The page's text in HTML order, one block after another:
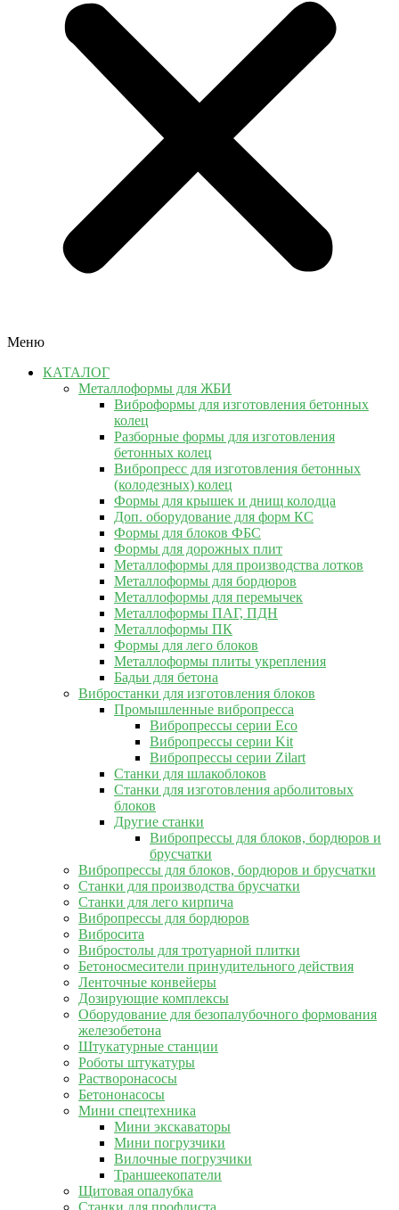
Меню
КАТАЛОГ
Металлоформы для ЖБИ
Виброформы для изготовления бетонных
колец
Разборные формы для изготовления
бетонных колец
Вибропресс для изготовления бетонных
(колодезных) колец
Формы для крышек и днищ колодца
Доп. оборудование для форм КС
Формы для блоков ФБС
Формы для дорожных плит
Металлоформы для производства лотков
Металлоформы для бордюров
Металлоформы для перемычек
Металлоформы ПАГ, ПДН
Металлоформы ПК
Формы для лего блоков
Металлоформы плиты укрепления
Бадьи для бетона
Вибростанки для изготовления блоков
Промышленные вибропресса
Вибропрессы серии Eco
Вибропрессы серии Kit
Вибропрессы серии Zilart
Станки для шлакоблоков
Станки для изготовления арболитовых
блоков
Другие станки
Вибропрессы для блоков, бордюров и
брусчатки
Вибропрессы для блоков, бордюров и брусчатки
Станки для производства брусчатки
Станки для лего кирпича
Вибропрессы для бордюров
Вибросита
Вибростолы для тротуарной плитки
Бетоносмесители принудительного действия
Ленточные конвейеры
Дозирующие комплексы
Оборудование для безопалубочного формования
железобетона
Штукатурные станции
Роботы штукатуры
Растворонасосы
Бетононасосы
Мини спецтехника
Мини экскаваторы
Мини погрузчики
Вилочные погрузчики
Траншеекопатели
Щитовая опалубка
Станки для профлиста